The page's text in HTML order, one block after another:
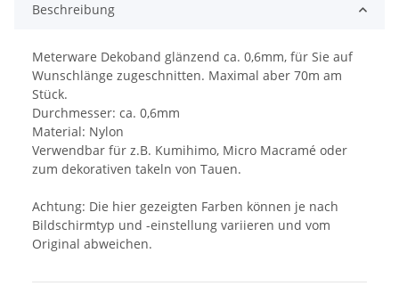
Beschreibung
Meterware Dekoband glänzend ca. 0,6mm, für Sie auf
Wunschlänge zugeschnitten. Maximal aber 70m am
Stück.
Durchmesser: ca. 0,6mm
Material: Nylon
Verwendbar für z.B. Kumihimo, Micro Macramé oder
zum dekorativen takeln von Tauen.
Achtung: Die hier gezeigten Farben können je nach
Bildschirmtyp und -einstellung variieren und vom
Original abweichen.